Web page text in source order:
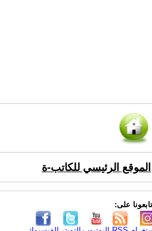
الموقع الرئيسي للكاتب-ة
تابعونا على: